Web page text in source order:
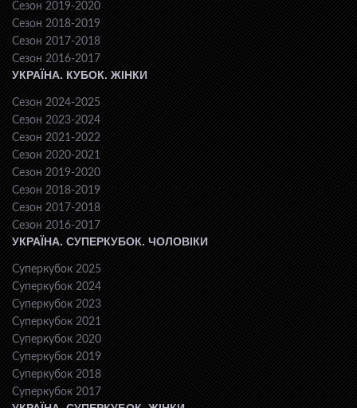
Сезон 2019-2020
Сезон 2018-2019
Сезон 2017-2018
Сезон 2016-2017
УКРАЇНА. КУБОК. ЖІНКИ
Сезон 2024-2025
Сезон 2023-2024
Сезон 2021-2022
Сезон 2020-2021
Сезон 2019-2020
Сезон 2018-2019
Сезон 2017-2018
Сезон 2016-2017
УКРАЇНА. СУПЕРКУБОК. ЧОЛОВІКИ
Суперкубок 2025
Суперкубок 2024
Суперкубок 2023
Суперкубок 2021
Суперкубок 2020
Суперкубок 2019
Суперкубок 2018
Суперкубок 2017